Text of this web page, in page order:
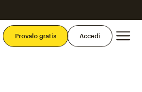
Provalo gratis Accedi